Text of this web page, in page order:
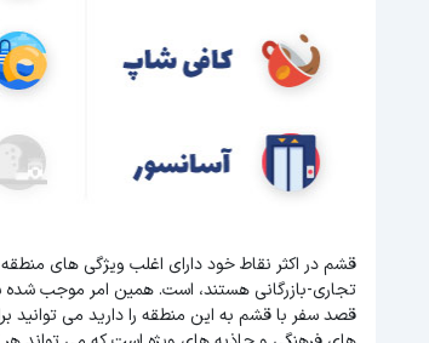
قشم در اکثر نقاط خود دارای اغلب ویژگی های
تجاری-بازرگانی هستند، است. همین امر موجب شده
قصد سفر با قشم به این منطقه را دارید می توانید